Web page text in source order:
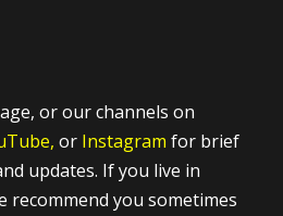
or our channels on
or Instagram for brief
updates. If you live in
recommend you sometimes